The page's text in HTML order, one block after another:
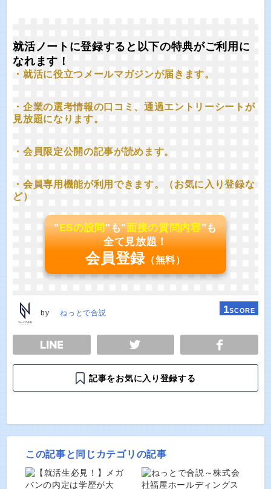
就活ノートに登録すると以下の特典がご利用に
なれます！
・就活に役立つメールマガジンが届きます。
・企業の選考情報の口コミ、通過エントリーシートが
見放題になります。
・会員限定公開の記事が読めます。
・会員専用機能が利用できます。（お気に入り登録な
ど）
"ESの設問"も"面接の質問内容"も
全て見放題！
会員登録 （無料）
by ねっとで合説 1SCORE
TWEET
記事をお気に入り登録する
この記事と同じカテゴリの記事